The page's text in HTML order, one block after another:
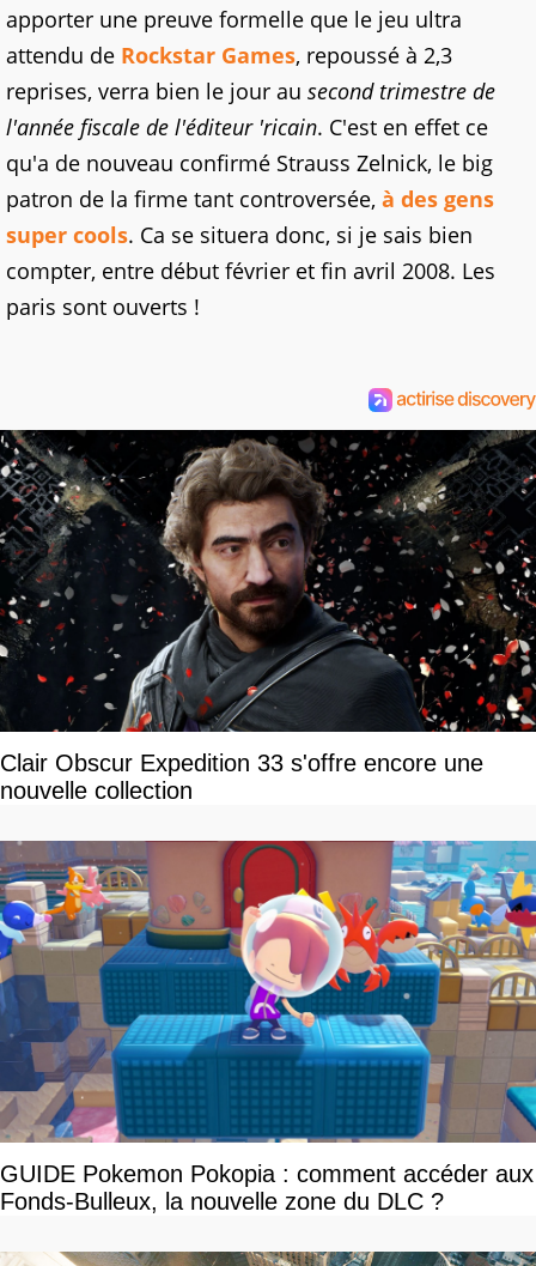
apporter une preuve formelle que le jeu ultra
attendu de Rockstar Games, repoussé à 2,3
reprises, verra bien le jour au second trimestre de
l'année fiscale de l'éditeur 'ricain. C'est en effet ce
qu'a de nouveau confirmé Strauss Zelnick, le big
patron de la firme tant controversée, à des gens
super cools. Ca se situera donc, si je sais bien
compter, entre début février et fin avril 2008. Les
paris sont ouverts !
Clair Obscur Expedition 33 s'offre encore une
nouvelle collection
GUIDE Pokemon Pokopia : comment accéder aux
Fonds-Bulleux, la nouvelle zone du DLC ?